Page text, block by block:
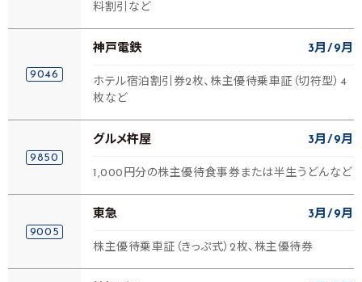
料割引など
9046
神戸電鉄 3月 9月
ホテル宿泊割引券2枚、株主優待乗車証（切符型）4
枚など
9850
グルメ杵屋 3月 9月
1,000円分の株主優待食事券または半生うどんなど
9005
東急 3月 9月
株主優待乗車証（きっぷ式）2枚、株主優待券